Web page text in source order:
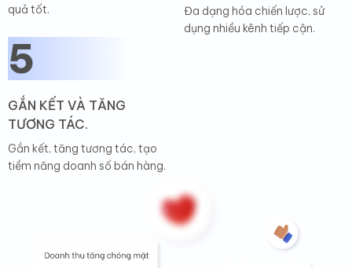
quả tốt.
Đa dạng hóa chiến lược, sử
dụng nhiều kênh tiếp cận.
5
GẮN KẾT VÀ TĂNG
TƯƠNG TÁC.
Gắn kết, tăng tương tác, tạo
tiềm năng doanh số bán hàng.
Nha Khoa Thẩm Mỹ Quốc Tế
OHI không chỉ cung cấp dịch vụ Marketing
thực sự hiểu về thị trường và ngành công
nghiệp của chúng tôi, đem lại những giải
đổi mới của họ thực sự đáng khen ngợi.
Nhi Nguyễn Spa